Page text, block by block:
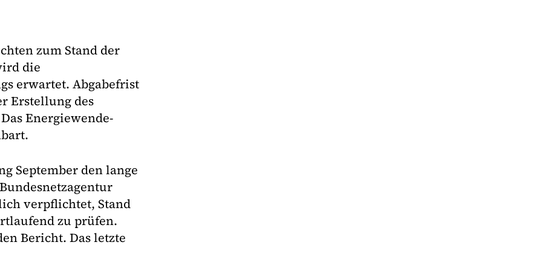
zum Stand der
die
erwartet. Abgabefrist
Erstellung des
Energiewende-
September den lange
verpflichtet, Stand
zu prüfen.
Bericht. Das letzte